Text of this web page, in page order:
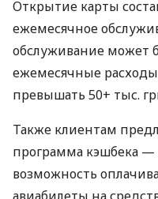
Открытие карты
ежемесячное
обслуживание может
ежемесячные расходы
превышать 50+ тыс.
Также клиентам
программа кэшбека —
возможность